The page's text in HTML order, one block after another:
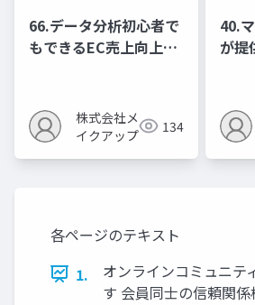
66.データ分析初心者で
もできるEC売上向上の
株式会社メ
イクアップ
134
40.
が提
各ページのテキスト
1.
オンラインコミュニテ
す 会員同士の信頼関係